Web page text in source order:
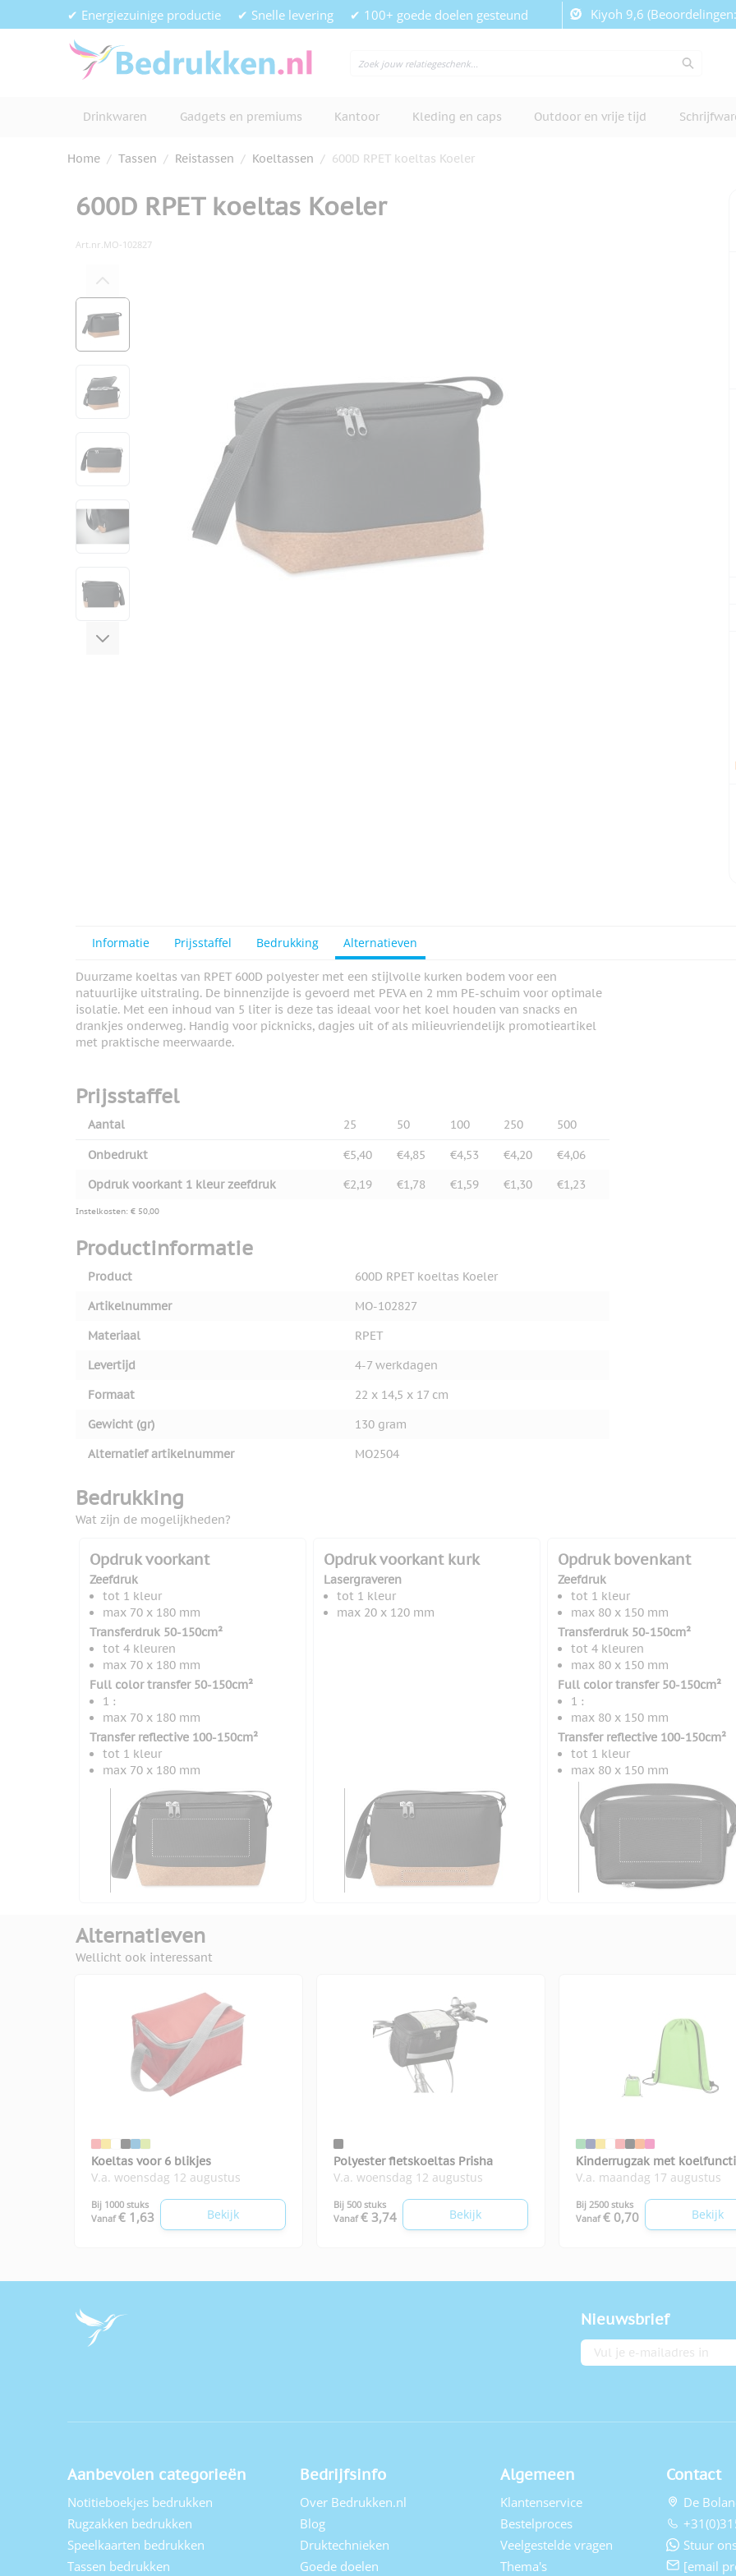
Ga naar de inhoud✔ Energiezuinige productie ✔ Snelle levering ✔ 100+ goede doelen gesteund Kiyoh 9,6
Drinkwaren Gadgets en premiums Kantoor Kleding en caps Outdoor en vrije tijd
Home / Tassen / Reistassen / Koeltassen / 600D RPET koeltas Koeler
600D RPET koeltas Koeler
Art.nr.MO-102827
View larger image
View larger image
View larger image
Informatie Prijsstaffel Bedrukking Alternatieven
Duurzame koeltas van RPET 600D polyester met een stijlvolle kurken bodem voor een
natuurlijke uitstraling. De binnenzijde is gevoerd met PEVA en 2 mm PE-schuim voor optimale
isolatie. Met een inhoud van 5 liter is deze tas ideaal voor het koel houden van snacks en
drankjes onderweg. Handig voor picknicks, dagjes uit of als milieuvriendelijk promotieartikel
met praktische meerwaarde.
Prijsstaffel
Aantal 25 50 100 250 500
Onbedrukt €5,40 €4,85 €4,53 €4,20
€4,06
Opdruk voorkant 1 kleur zeefdruk
€2,19 €1,78 €1,59 €1,30 €1,23
Instelkosten: € 50,00
Productinformatie
Product
600D RPET koeltas Koeler
Artikelnummer
MO-102827
Materiaal
RPET
Levertijd
4-7 werkdagen
Formaat
22 x 14,5 x 17 cm
Gewicht (gr)
130 gram
Alternatief artikelnummer
MO2504
Bedrukking
Wat zijn de mogelijkheden?
Opdruk voorkant
Zeefdruk
tot 1 kleur
max 70 x 180 mm
Transferdruk 50-150cm²
tot 4 kleuren
max 70 x 180 mm
Full color transfer 50-150cm²
1 :
max 70 x 180 mm
Transfer reflective 100-150cm²
tot 1 kleur
max 70 x 180 mm
Opdruk voorkant kurk
Lasergraveren
tot 1 kleur
max 20 x 120 mm
Opdruk bovenkant
Zeefdruk
tot 1 kleur
max 80 x 150 mm
Transferdruk 50-150cm²
tot 4 kleuren
max 80 x 150 mm
Full color transfer 50-150cm²
1 :
max 80 x 150 mm
Transfer reflective 100-150cm²
tot 1 kleur
max 80 x 150 mm
Alternatieven
Wellicht ook interessant
Koeltas voor 6 blikjes
V.a. woensdag 12 augustus
Bij 1000 stuks
Vanaf € 1,63 Bekijk
Polyester fietskoeltas Prisha
V.a. woensdag 12 augustus
Bij 500 stuks
Vanaf € 3,74 Bekijk
Kinderrugzak met
V.a. maandag 17 augustus
Bij 2500 stuks
Vanaf € 0,70 Bekijk
Nieuwsbrief
E-mailadres
Aanbevolen categorieën
Notitieboekjes bedrukken
Rugzakken bedrukken
Speelkaarten bedrukken
Tassen bedrukken
Bedrijfsinfo
Over Bedrukken.nl
Blog
Druktechnieken
Goede doelen
Algemeen
Klantenservice
Bestelproces
Veelgestelde vragen
Thema's
Contact
De
Stuur
[email